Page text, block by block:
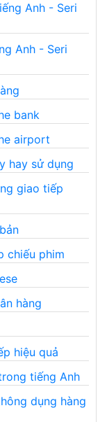
Anh - Seri
Anh - Seri
bank
airport
hay sử dụng
giao tiếp
chiếu phim
hàng
hiệu quả
tiếng Anh
dụng hàng